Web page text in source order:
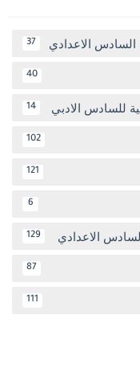
السادس الاعدادي 37
40
للسادس الادبي 14
102
121
6
الاعدادي 129
87
111